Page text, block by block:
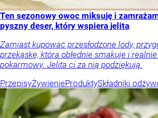
Ten sezonowy owoc miksuję i
pyszny deser, który wspiera jelita
Zamiast kupować przesłodzone lody,
przekąskę, która obłędnie smakuje i
pokarmowy. Jelita ci za nią podziękują.
PrzepisyŻywienieProduktySkładniki